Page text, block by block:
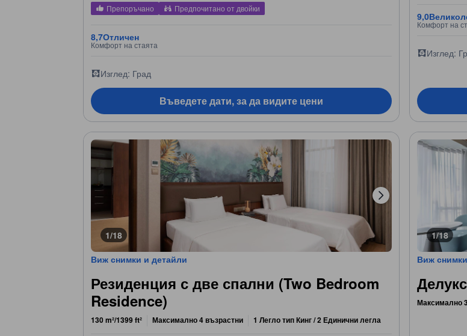
Препоръчано Предпочитано от двойки
8,7Отличен
Комфорт на стаята
Изглед: Град
Въведете дати, за да видите цени
9,0
Комфорт на
Изглед:
1/18
Виж снимки и детайли
Резиденция с две спални (Two Bedroom
Residence)
130 m²/1399 ft² Максимално 4 възрастни 1 Легло тип Кинг / 2 Единични легла
1/18
Виж
Максимално